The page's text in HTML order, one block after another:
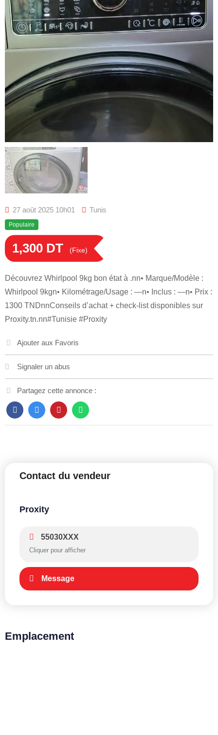
27 août 2025 10h01 Tunis
Populaire
1,300 DT (Fixe)
Découvrez Whirlpool 9kg bon état à .nn• Marque/Modèle :
Whirlpool 9kgn• Kilométrage/Usage : —n• Inclus : —n• Prix :
1300 TNDnnConseils d’achat + check-list disponibles sur
Proxity.tn.nn#Tunisie #Proxity
Ajouter aux Favoris
Signaler un abus
Partagez cette annonce :
Contact du vendeur
Proxity
55030XXX
Cliquer pour afficher
Message
Emplacement